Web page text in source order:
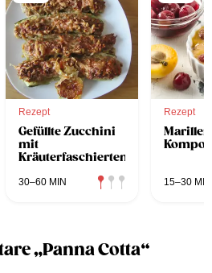
Rezept
Gefüllte Zucchini
mit
Kräuterfaschiertem
30–60 MIN
Rezept
15–30 MIN
„Panna Cotta“